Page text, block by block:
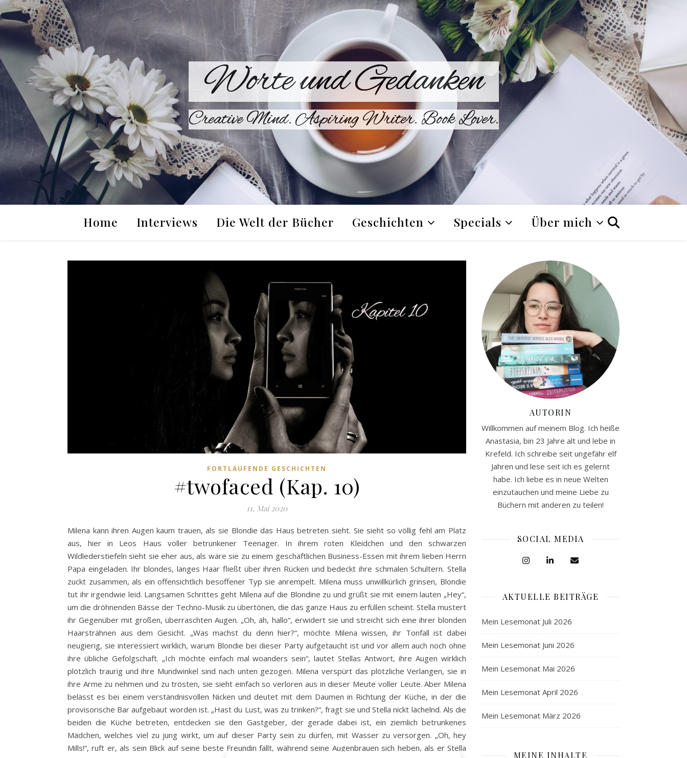
Worte und Gedanken
Creative Mind. Aspiring Writer. Book Lover.
Home Interviews Die Welt der Bücher Geschichten Specials Über mich
FORTLAUFENDE GESCHICHTEN
#twofaced (Kap. 10)
11. Mai 2020
Milena kann ihren Augen kaum trauen, als sie Blondie das Haus betreten sieht. Sie sieht so völlig fehl am Platz
aus, hier in Leos Haus voller betrunkener Teenager. In ihrem roten Kleidchen und den schwarzen
Wildlederstiefeln sieht sie eher aus, als wäre sie zu einem geschäftlichen Business-Essen mit ihrem lieben Herrn
Papa eingeladen. Ihr blondes, langes Haar fließt über ihren Rücken und bedeckt ihre schmalen Schultern. Stella
zuckt zusammen, als ein offensichtlich besoffener Typ sie anrempelt. Milena muss unwillkürlich grinsen, Blondie
tut ihr irgendwie leid. Langsamen Schrittes geht Milena auf die Blondine zu und grüßt sie mit einem lauten „Hey“,
um die dröhnenden Bässe der Techno-Musik zu übertönen, die das ganze Haus zu erfüllen scheint. Stella mustert
ihr Gegenüber mit großen, überraschten Augen. „Oh, äh, hallo“, erwidert sie und streicht sich eine ihrer blonden
Haarsträhnen aus dem Gesicht. „Was machst du denn hier?“, möchte Milena wissen, ihr Tonfall ist dabei
neugierig, sie interessiert wirklich, warum Blondie bei dieser Party aufgetaucht ist und vor allem auch noch ohne
ihre übliche Gefolgschaft. „Ich möchte einfach mal woanders sein“, lautet Stellas Antwort, ihre Augen wirklich
plötzlich traurig und ihre Mundwinkel sind nach unten gezogen. Milena verspürt das plötzliche Verlangen, sie in
ihre Arme zu nehmen und zu trösten, sie sieht einfach so verloren aus in dieser Meute voller Leute. Aber Milena
belässt es bei einem verständnisvollen Nicken und deutet mit dem Daumen in Richtung der Küche, in der die
provisorische Bar aufgebaut worden ist. „Hast du Lust, was zu trinken?“, fragt sie und Stella nickt lächelnd. Als die
beiden die Küche betreten, entdecken sie den Gastgeber, der gerade dabei ist, ein ziemlich betrunkenes
Mädchen, welches viel zu jung wirkt, um auf dieser Party sein zu dürfen, mit Wasser zu versorgen. „Oh, hey
Mills!“, ruft er, als sein Blick auf seine beste Freundin fällt, während seine Augenbrauen sich heben, als er Stella
AUTORIN
Willkommen auf meinem Blog. Ich heiße
Anastasia, bin 23 Jahre alt und lebe in
Krefeld. Ich schreibe seit ungefähr elf
Jahren und lese seit ich es gelernt
habe. Ich liebe es in neue Welten
einzutauchen und meine Liebe zu
Büchern mit anderen zu teilen!
SOCIAL MEDIA
AKTUELLE BEITRÄGE
Mein Lesemonat Juli 2026
Mein Lesemonat Juni 2026
Mein Lesemonat Mai 2026
Mein Lesemonat April 2026
Mein Lesemonat März 2026
MEINE INHALTE